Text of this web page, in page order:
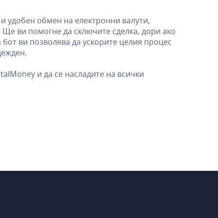
удобен обмен на електронни валути,
ви помогне да сключите сделка, дори ако
ви позволява да ускорите целия процес
и да се насладите на всички